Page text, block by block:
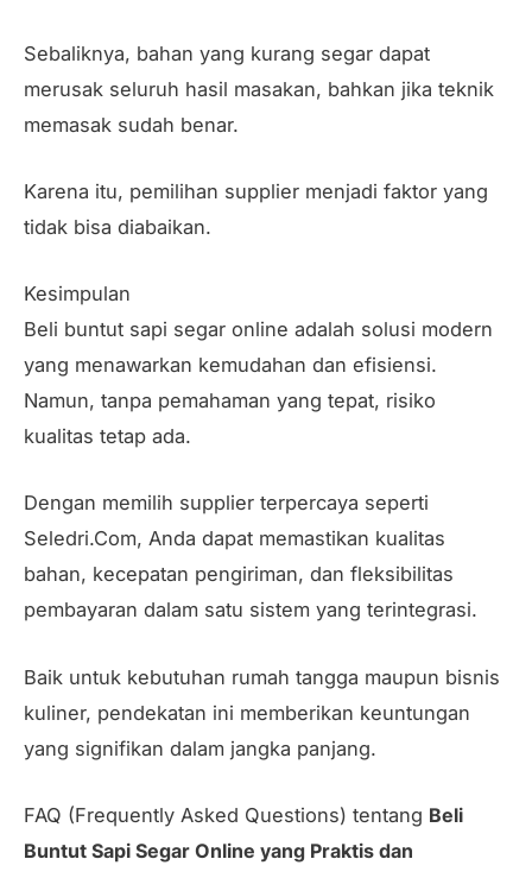
Sebaliknya, bahan yang kurang segar dapat
merusak seluruh hasil masakan, bahkan jika teknik
memasak sudah benar.
Karena itu, pemilihan supplier menjadi faktor yang
tidak bisa diabaikan.
Kesimpulan
Beli buntut sapi segar online adalah solusi modern
yang menawarkan kemudahan dan efisiensi.
Namun, tanpa pemahaman yang tepat, risiko
kualitas tetap ada.
Dengan memilih supplier terpercaya seperti
Seledri.Com, Anda dapat memastikan kualitas
bahan, kecepatan pengiriman, dan fleksibilitas
pembayaran dalam satu sistem yang terintegrasi.
Baik untuk kebutuhan rumah tangga maupun bisnis
kuliner, pendekatan ini memberikan keuntungan
yang signifikan dalam jangka panjang.
FAQ (Frequently Asked Questions) tentang Beli
Buntut Sapi Segar Online yang Praktis dan